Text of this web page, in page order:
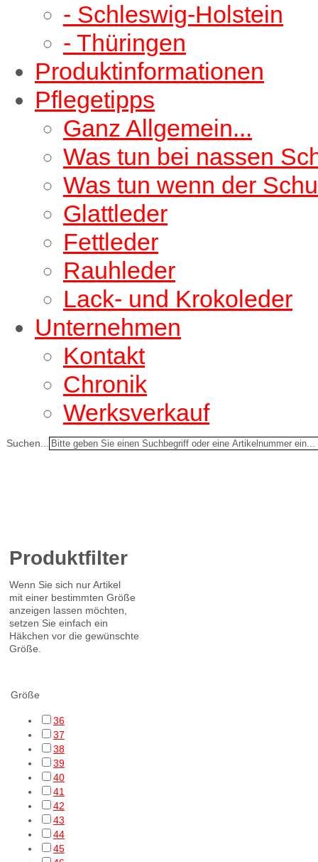
- Schleswig-Holstein
- Thüringen
Produktinformationen
Pflegetipps
Ganz Allgemein...
Was tun bei nassen
Was tun wenn der
Glattleder
Fettleder
Rauhleder
Lack- und Krokoleder
Unternehmen
Kontakt
Chronik
Werksverkauf
Suchen...
Produktfilter
Wenn Sie sich nur Artikel
mit einer bestimmten Größe
anzeigen lassen möchten,
setzen Sie einfach ein
Häkchen vor die gewünschte
Größe.
Größe
36
37
38
39
40
41
42
43
44
45